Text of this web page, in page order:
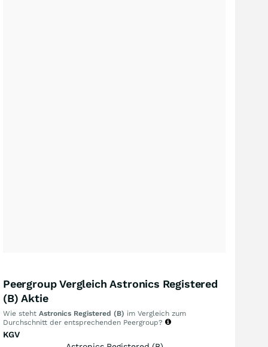
Peergroup Vergleich Astronics Registered
(B) Aktie
Wie steht Astronics Registered (B) im Vergleich zum
Durchschnitt der entsprechenden Peergroup?
KGV